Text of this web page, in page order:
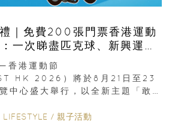
｜免費200張門票香港運動
一次睇盡匹克球、新興運
運動品牌展覽
香港運動節
HK 2026）將於8月21日至23
中心盛大舉行，以全新主題「敢
LIFESTYLE / 親子活動